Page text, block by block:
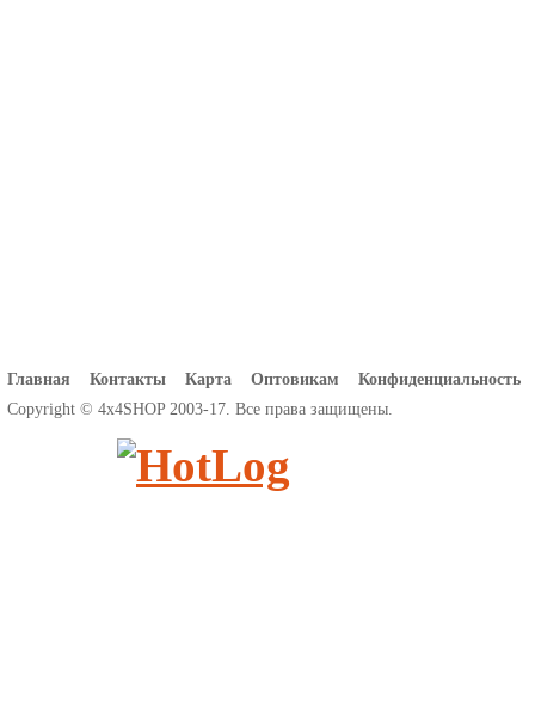
Главная Контакты Карта Оптовикам
Конфиденциальность
Copyright © 4x4SHOP 2003-17. Все права защищены.